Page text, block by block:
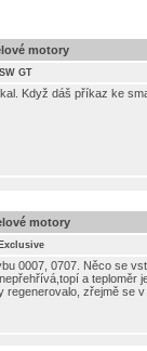
motory
GT
Když dáš příkaz ke
motory
0007, 0707. Něco se
a
regenerovalo, zřejmě se